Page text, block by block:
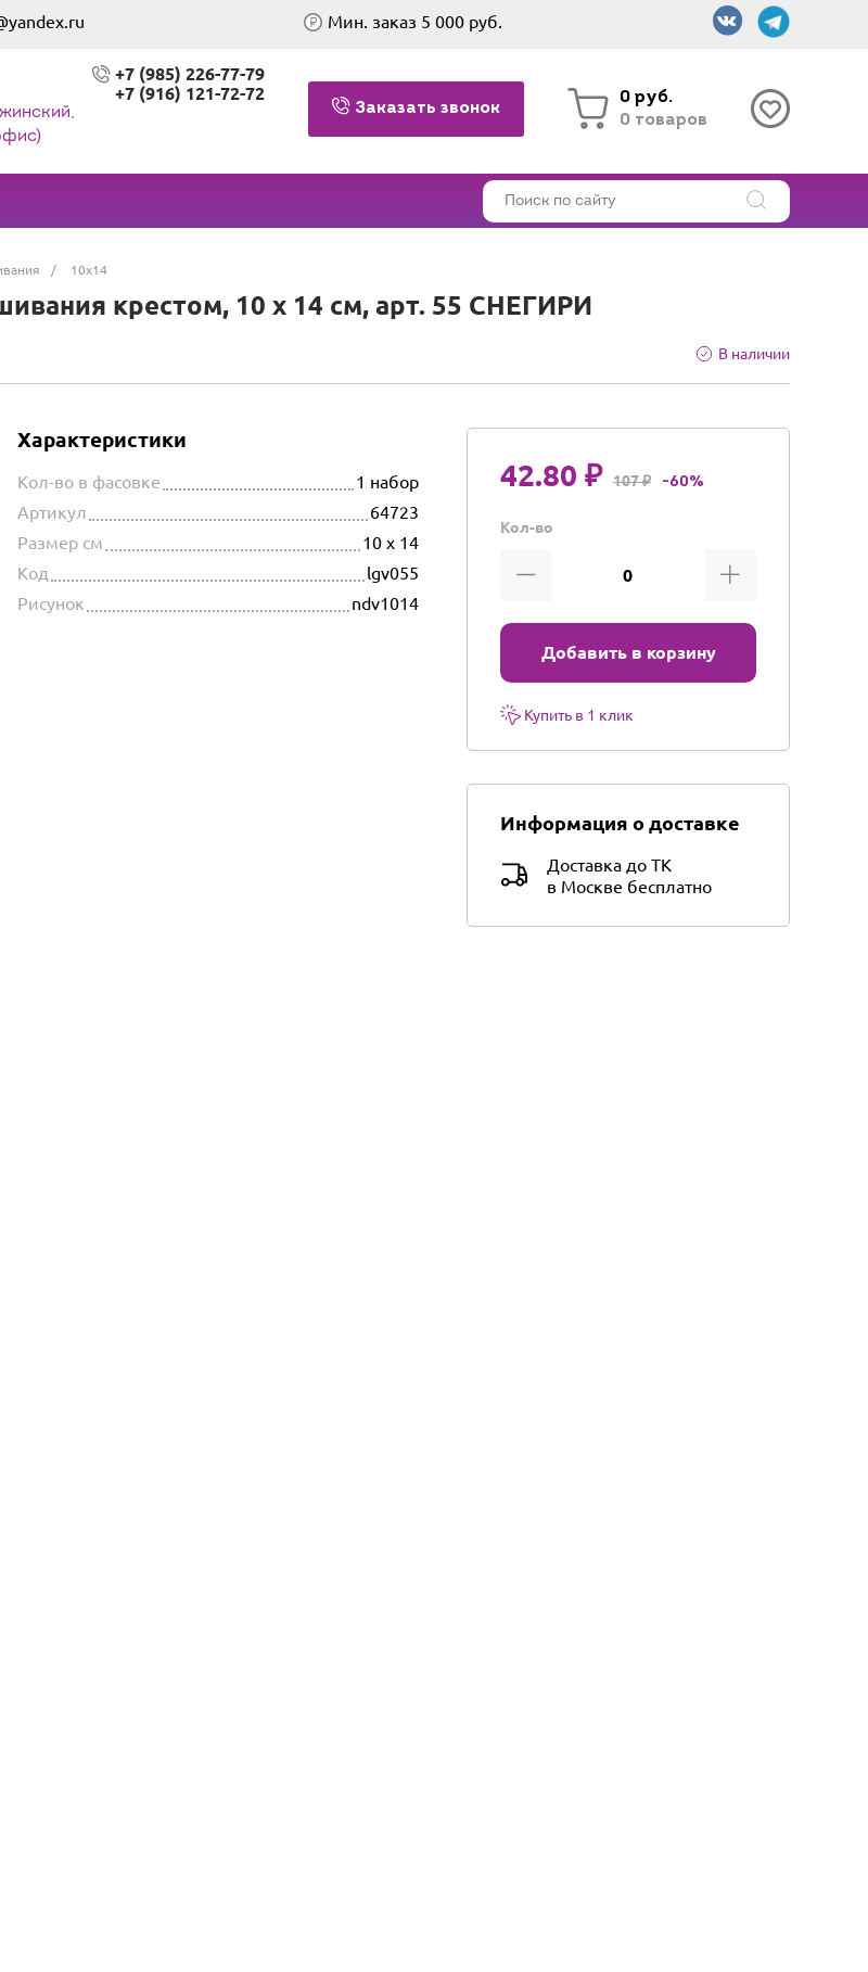
Мин. заказ 5 000 руб.
+7 (985) 226-77-79
+7 (916) 121-72-72
Заказать звонок
0 руб.
0 товаров
/ 10х14
крестом, 10 х 14 см, арт. 55 СНЕГИРИ
В наличии
Характеристики
Кол-во в фасовке
1 набор
Артикул
64723
Размер см
10 х 14
Код
lgv055
Рисунок
ndv1014
42.80 ₽ 107 ₽ -60%
Кол-во
Добавить в корзину
Купить в 1 клик
Информация о доставке
Доставка до ТК
в Москве бесплатно